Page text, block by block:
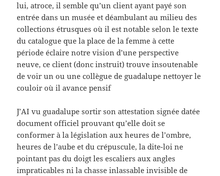
lui, atroce, il semble qu’un client ayant payé son
entrée dans un musée et déambulant au milieu des
collections étrusques où il est notable selon le texte
du catalogue que la place de la femme à cette
période éclaire notre vision d’une perspective
neuve, ce client (donc instruit) trouve insoutenable
de voir un ou une collègue de guadalupe nettoyer le
couloir où il avance pensif
J’AI vu guadalupe sortir son attestation signée datée
document officiel prouvant qu’elle doit se
conformer à la législation aux heures de l’ombre,
heures de l’aube et du crépuscule, la dite-loi ne
pointant pas du doigt les escaliers aux angles
impraticables ni la chasse inlassable invisible de